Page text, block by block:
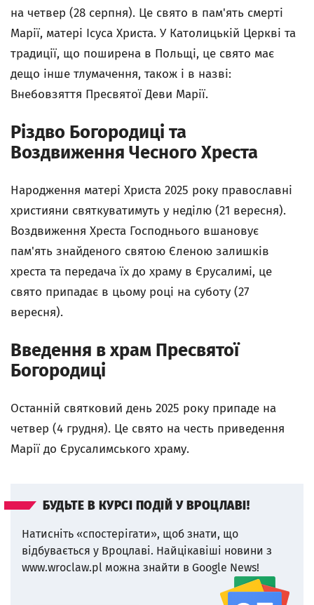
на четвер (28 серпня). Це свято в пам'ять смерті
Марії, матері Ісуса Христа. У Католицькій Церкві та
традиції, що поширена в Польщі, це свято має
дещо інше тлумачення, також і в назві:
Внебовзяття Пресвятої Деви Марії.
Різдво Богородиці та
Воздвиження Чесного Хреста
Народження матері Христа 2025 року православні
християни святкуватимуть у неділю (21 вересня).
Воздвиження Хреста Господнього вшановує
пам'ять знайденого святою Єленою залишків
хреста та передача їх до храму в Єрусалимі, це
свято припадає в цьому році на суботу (27
вересня).
Введення в храм Пресвятої
Богородиці
Останній святковий день 2025 року припаде на
четвер (4 грудня). Це свято на честь приведення
Марії до Єрусалимського храму.
БУДЬТЕ В КУРСІ ПОДІЙ У ВРОЦЛАВІ!
Натисніть «спостерігати», щоб знати, що
відбувається у Вроцлаві. Найцікавіші новини з
www.wroclaw.pl можна знайти в Google News!